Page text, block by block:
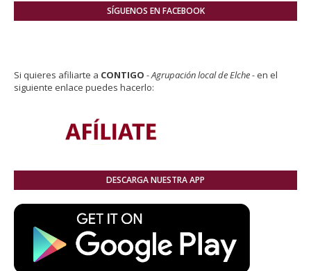
SÍGUENOS EN FACEBOOK
Si quieres afiliarte a CONTIGO - Agrupación local de Elche - en el
siguiente enlace puedes hacerlo:
DESCARGA NUESTRA APP